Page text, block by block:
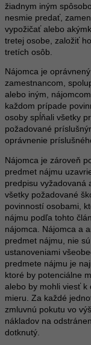
žiadnym iným
nesmie predať,
vypožičať alebo
tretej osobe, založiť
tretích osôb.
Nájomca je
zamestnancom,
alebo iným,
každom prípade
osoby spĺňali všetky
požadované
oprávnenie
Nájomca je zároveň
predmet nájmu
predpisu vyžadovaná
všetky požadované
povinností osobami,
nájmu podľa tohto
nájomca. Nájomca a
predmet nájmu, nie
ustanoveniami
predmete nájmu je
ktoré by potenciálne
alebo by mohli viesť k
mieru. Za každé
zmluvnú pokutu vo
nákladov na
dotknutý.